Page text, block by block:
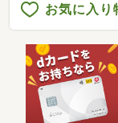
お気に入り